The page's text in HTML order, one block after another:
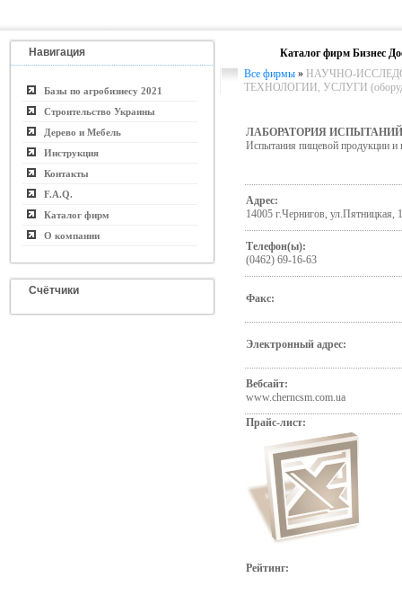
Навигация
Базы по агробизнесу 2021
Строительство Украины
Дерево и Мебель
Инструкция
Контакты
F.A.Q.
Каталог фирм
О компании
Счётчики
Каталог фирм Бизнес
Все фирмы » НАУЧНО-
ТЕХНОЛОГИИ, УСЛУГИ
ЛАБОРАТОРИЯ
Испытания пищевой продукции и
Адрес:
14005 г.Чернигов, ул.Пятницкая,
Телефон(ы):
(0462) 69-16-63
Факс:
Электронный адрес:
Вебсайт:
www.cherncsm.com.ua
Прайс-лист:
Рейтинг: